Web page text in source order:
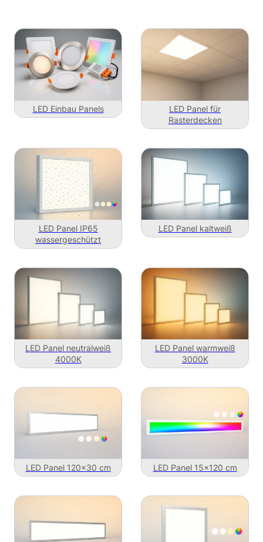
LED Einbau Panels
LED Panel für
Rasterdecken
LED Panel IP65
wassergeschützt
LED Panel kaltweiß
LED Panel neutralweiß
4000K
LED Panel warmweiß
3000K
LED Panel 120x30 cm LED Panel 15x120 cm